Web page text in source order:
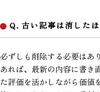
Q. 古い記事は消した
必ずしも削除する必要はあ
あれば、最新の内容に書き
た評価を活かしながら価値